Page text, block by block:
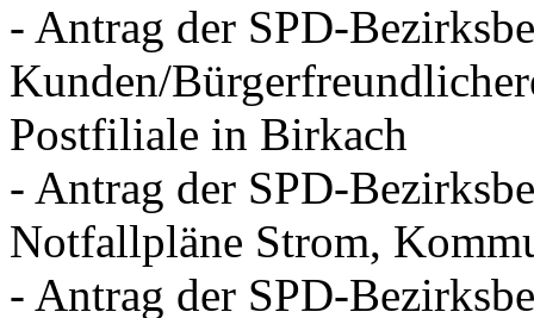
- Antrag der SPD-
Kunden/
Postfiliale in Birkach
- Antrag der SPD-
Notfallpläne Strom,
- Antrag der SPD-